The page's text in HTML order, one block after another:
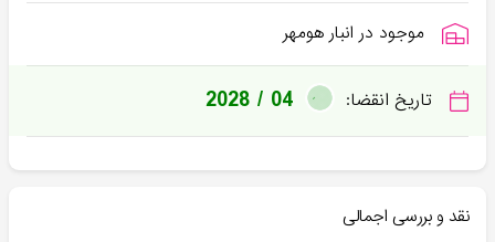
موجود در انبار هومهر
تاریخ انقضا: 2028 / 04
نقد و بررسی اجمالی